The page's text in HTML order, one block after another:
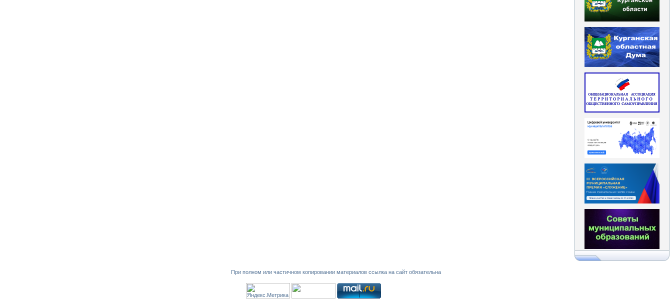
При полном или частичном копировании материалов ссылка на сайт обязательна